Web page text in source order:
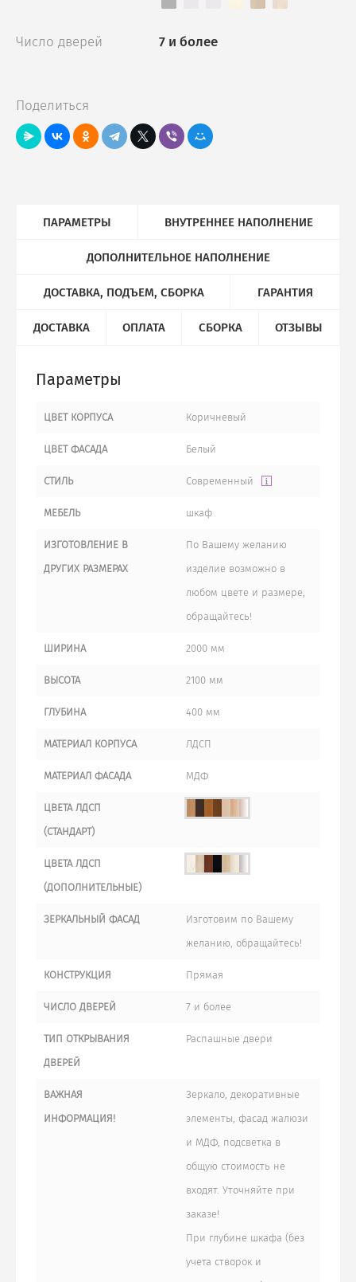
Число дверей 7 и более
Поделиться
ПАРАМЕТРЫ ВНУТРЕННЕЕ НАПОЛНЕНИЕ
ДОПОЛНИТЕЛЬНОЕ НАПОЛНЕНИЕ
ДОСТАВКА, ПОДЪЕМ, СБОРКА ГАРАНТИЯ
ДОСТАВКА ОПЛАТА СБОРКА ОТЗЫВЫ
Параметры
ЦВЕТ КОРПУСА Коричневый
ЦВЕТ ФАСАДА Белый
СТИЛЬ Современный
МЕБЕЛЬ шкаф
ИЗГОТОВЛЕНИЕ В
ДРУГИХ РАЗМЕРАХ
По Вашему желанию
изделие возможно в
любом цвете и размере,
обращайтесь!
ШИРИНА 2000 мм
ВЫСОТА 2100 мм
ГЛУБИНА 400 мм
МАТЕРИАЛ КОРПУСА ЛДСП
МАТЕРИАЛ ФАСАДА МДФ
ЦВЕТА ЛДСП
(СТАНДАРТ)
ЦВЕТА ЛДСП
(ДОПОЛНИТЕЛЬНЫЕ)
ЗЕРКАЛЬНЫЙ ФАСАД
Изготовим по Вашему
желанию, обращайтесь!
КОНСТРУКЦИЯ Прямая
ЧИСЛО ДВЕРЕЙ 7 и более
ТИП ОТКРЫВАНИЯ
ДВЕРЕЙ
Распашные двери
ВАЖНАЯ
ИНФОРМАЦИЯ!
Зеркало, декоративные
элементы, фасад жалюзи
и МДФ, подсветка в
общую стоимость не
входят. Уточняйте при
заказе!
При глубине шкафа (без
учета створок и